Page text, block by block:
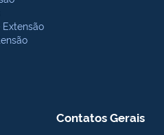
Contatos Gerais